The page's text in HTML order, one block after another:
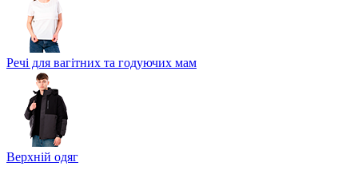
Речі для вагітних та годуючих мам
Верхній одяг